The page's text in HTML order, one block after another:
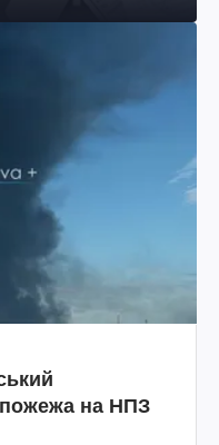
на НПЗ